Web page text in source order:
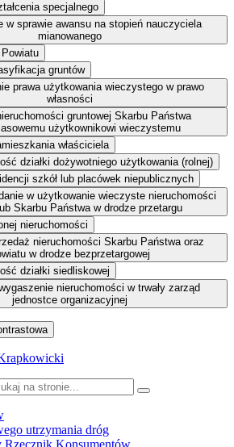
specjalnego
w sprawie awansu na stopień nauczyciela
mianowanego
gruntów
prawa użytkowania wieczystego w prawo
własności
gruntowej Skarbu Państwa
użytkownikowi wieczystemu
właściciela
działki dożywotniego użytkowania (rolnej)
szkół lub placówek niepublicznych
w użytkowanie wieczyste nieruchomości
Skarbu Państwa w drodze przetargu
nieruchomości
nieruchomości Skarbu Państwa oraz
w drodze bezprzetargowej
działki siedliskowej
nieruchomości w trwały zarząd
jednostce organizacyjnej
utrzymania dróg